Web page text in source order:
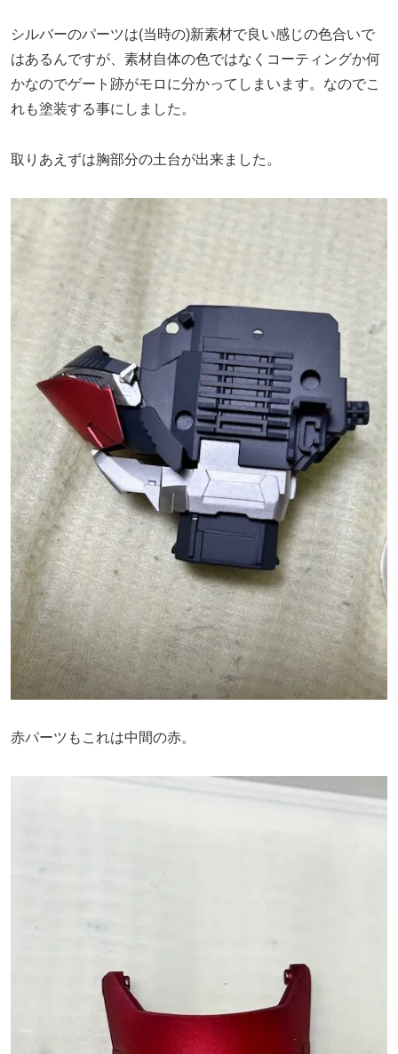
シルバーのパーツは(当時の)新素材で良い感じの色合いで
はあるんですが、素材自体の色ではなくコーティングか何
かなのでゲート跡がモロに分かってしまいます。なのでこ
れも塗装する事にしました。
取りあえずは胸部分の土台が出来ました。
赤パーツもこれは中間の赤。